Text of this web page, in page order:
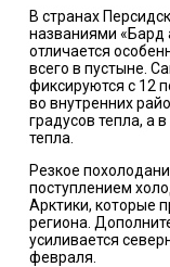
В странах
названиями «Бард
отличается
всего в пустыне.
фиксируются с 12
во внутренних
градусов тепла, а
тепла.
Резкое
поступлением
Арктики, которые
региона.
усиливается
февраля.